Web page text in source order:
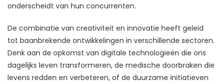
onderscheidt van hun concurrenten.
De combinatie van creativiteit en innovatie heeft geleid
tot baanbrekende ontwikkelingen in verschillende sectoren.
Denk aan de opkomst van digitale technologieën die ons
dagelijks leven transformeren, de medische doorbraken die
levens redden en verbeteren, of de duurzame initiatieven